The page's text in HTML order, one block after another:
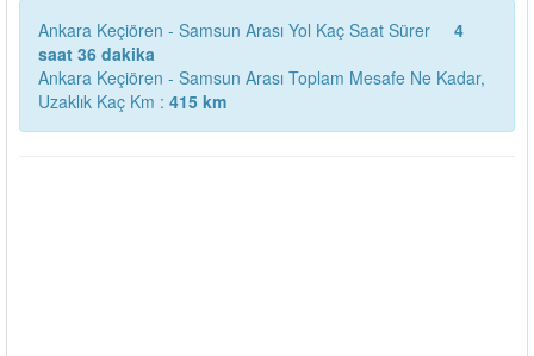
Ankara Keçiören - Samsun Arası Yol Kaç Saat Sürer
4
saat 36 dakika
Ankara Keçiören - Samsun Arası Toplam Mesafe Ne Kadar,
Uzaklık Kaç Km : 415 km